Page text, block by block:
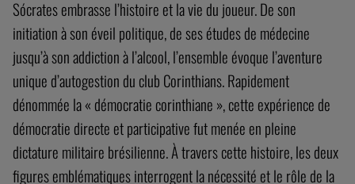
Sócrates embrasse l’histoire et la vie du joueur. De son
initiation à son éveil politique, de ses études de médecine
jusqu’à son addiction à l’alcool, l’ensemble évoque l’aventure
unique d’autogestion du club Corinthians. Rapidement
dénommée la « démocratie corinthiane », cette expérience de
démocratie directe et participative fut menée en pleine
dictature militaire brésilienne. À travers cette histoire, les deux
figures emblématiques interrogent la nécessité et le rôle de la